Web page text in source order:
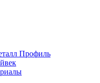
Профиль